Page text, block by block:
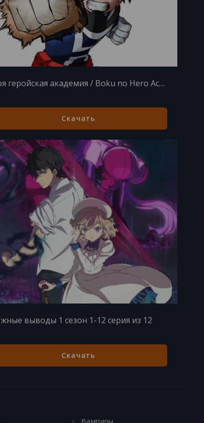
Моя геройская академия / Boku no Hero Academia [TV] [1-4 из 13] (2016)
Скачать
выводы 1 сезон 1-12 серия из 12
Скачать